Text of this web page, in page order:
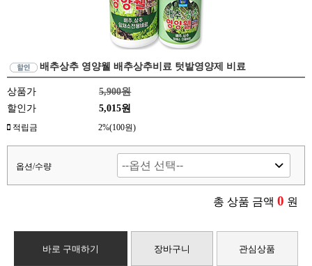
배추상추 영양웰 배추상추비료 텃밭영양제 비료
상품가
5,900원
할인가
5,015원
적립금 2%(100원)
옵션/수량
총 상품 금액 0 원
바로 구매하기 장바구니 관심상품